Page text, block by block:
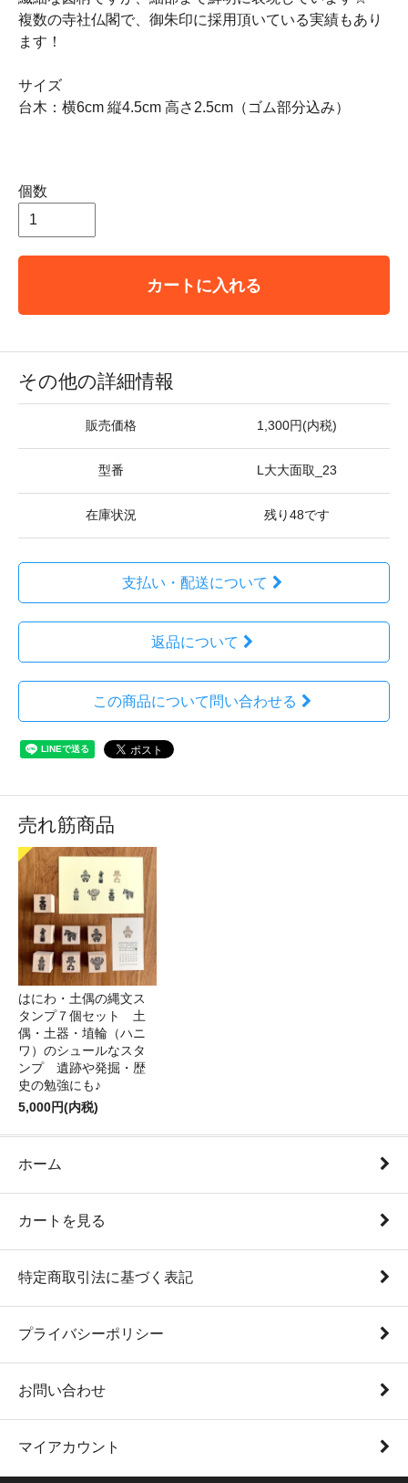
複数の寺社仏閣で、御朱印に採用頂いている実績もあり
ます！
サイズ
台木：横6cm 縦4.5cm 高さ2.5cm（ゴム部分込み）
個数
カートに入れる
その他の詳細情報
販売価格 1,300円(内税)
型番 L大大面取_23
在庫状況 残り48です
支払い・配送について
返品について
この商品について問い合わせる
売れ筋商品
はにわ・土偶の縄文ス
タンプ７個セット 土
偶・土器・埴輪（ハニ
ワ）のシュールなスタ
ンプ 遺跡や発掘・歴
史の勉強にも♪
5,000円(内税)
ホーム
カートを見る
特定商取引法に基づく表記
プライバシーポリシー
お問い合わせ
マイアカウント